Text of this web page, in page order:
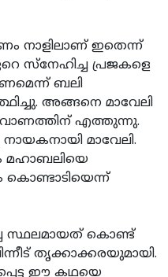
നാളിലാണ് ഇതെന്ന്
സ്‌നേഹിച്ച പ്രജകളെ
ബലി
അങ്ങനെ മാവേലി
എത്തുന്നു.
മാവേലി.
സ്ഥലമായത് കൊണ്ട്
തൃക്കാക്കരയുമായി.
ഈ കഥയെ